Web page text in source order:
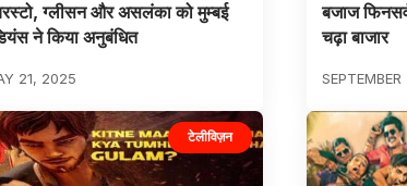
ग्लीसन और असलंका को मुम्बई
ने किया अनुबंधित
21, 2025
बजाज
चढ़ा बाजार
टेलीविज़न